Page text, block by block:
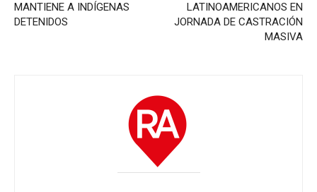
MANTIENE A INDÍGENAS
DETENIDOS
LATINOAMERICANOS EN
JORNADA DE CASTRACIÓN
MASIVA